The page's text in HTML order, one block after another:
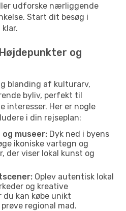
udforske nærliggende
Start dit besøg i
og
blanding af kulturarv,
byliv, perfekt til
interesser. Her er nogle
i din rejseplan:
museer: Dyk ned i byens
ikoniske vartegn og
der viser lokal kunst og
Oplev autentisk lokal
og kreative
du kan købe unikt
regional mad.